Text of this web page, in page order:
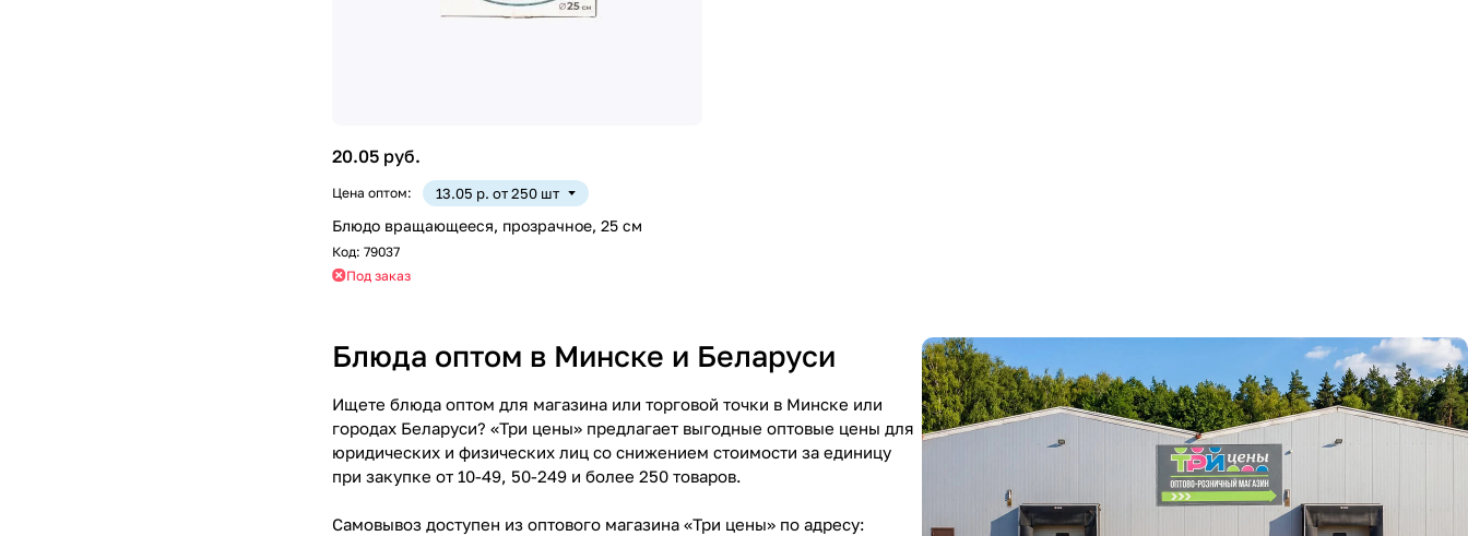
20.05 руб.
Цена оптом: 13.05 р. от 250 шт
Блюдо вращающееся, прозрачное, 25 см
Код: 79037
Под заказ
Блюда оптом в Минске и Беларуси
Ищете блюда оптом для магазина или торговой точки в Минске или
городах Беларуси? «Три цены» предлагает выгодные оптовые цены для
юридических и физических лиц со снижением стоимости за единицу
при закупке от 10-49, 50-249 и более 250 товаров.
Самовывоз доступен из оптового магазина «Три цены» по адресу: